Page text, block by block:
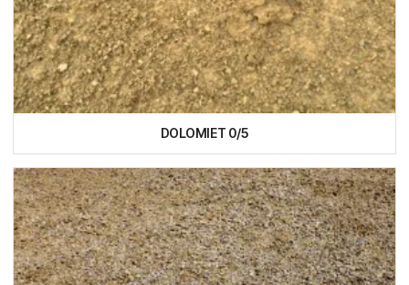
DOLOMIET 0/5